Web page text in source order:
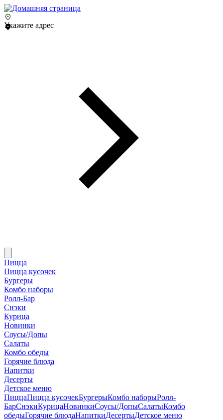
Укажите адрес
Пицца
Пицца кусочек
Бургеры
Комбо наборы
Ролл-Бар
Снэки
Курица
Новинки
Соусы/Допы
Салаты
Комбо обеды
Горячие блюда
Напитки
Десерты
Детское меню
ПиццаПицца кусочекБургерыКомбо наборыРолл-
БарСнэкиКурицаНовинкиСоусы/ДопыСалатыКомбо
обедыГорячие блюдаНапиткиДесертыДетское меню